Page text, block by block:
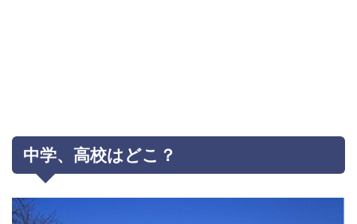
中学、高校はどこ？